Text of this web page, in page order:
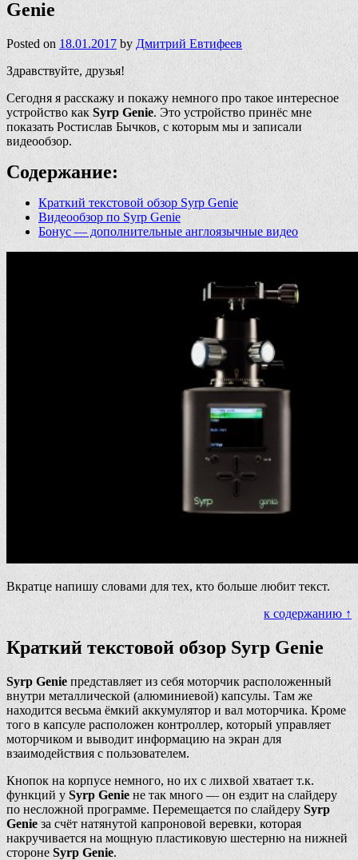
Genie
Posted on 18.01.2017 by Дмитрий Евтифеев
Здравствуйте, друзья!
Сегодня я расскажу и покажу немного про такое интересное
устройство как Syrp Genie. Это устройство принёс мне
показать Ростислав Бычков, с которым мы и записали
видеообзор.
Содержание:
Краткий текстовой обзор Syrp Genie
Видеообзор по Syrp Genie
Бонус — дополнительные англоязычные видео
Вкратце напишу словами для тех, кто больше любит текст.
к содержанию ↑
Краткий текстовой обзор Syrp Genie
Syrp Genie представляет из себя моторчик расположенный
внутри металлической (алюминиевой) капсулы. Там же
находится весьма ёмкий аккумулятор и вал моторчика. Кроме
того в капсуле расположен контроллер, который управляет
моторчиком и выводит информацию на экран для
взаимодействия с пользователем.
Кнопок на корпусе немного, но их с лихвой хватает т.к.
функций у Syrp Genie не так много — он ездит на слайдеру
по несложной программе. Перемещается по слайдеру Syrp
Genie за счёт натянутой капроновой веревки, которая
накручивается на мощную пластиковую шестерню на нижней
стороне Syrp Genie.